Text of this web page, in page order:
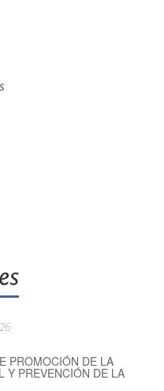
PROMOCIÓN DE LA
Y PREVENCIÓN DE LA